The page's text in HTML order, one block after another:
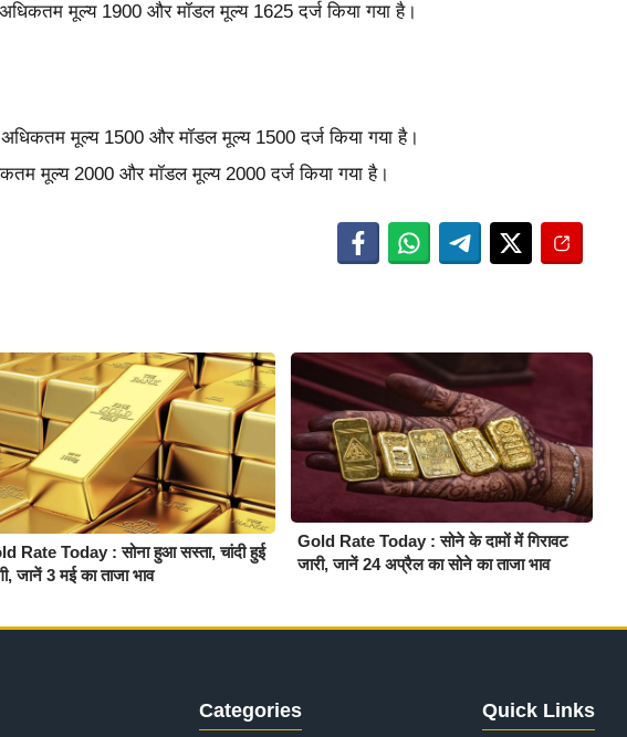
मूल्य 1900 और मॉडल मूल्य 1625 दर्ज किया गया है।
मूल्य 1500 और मॉडल मूल्य 1500 दर्ज किया गया है।
मूल्य 2000 और मॉडल मूल्य 2000 दर्ज किया गया है।
Rate Today : सोना हुआ सस्ता, चांदी हुई
जानें 3 मई का ताजा भाव
Gold Rate Today : सोने के दामों में गिरावट
जारी, जानें 24 अप्रैल का सोने का ताजा भाव
Categories Quick Links